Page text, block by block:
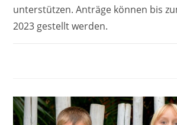
unterstützen. Anträge können bis
2023 gestellt werden.